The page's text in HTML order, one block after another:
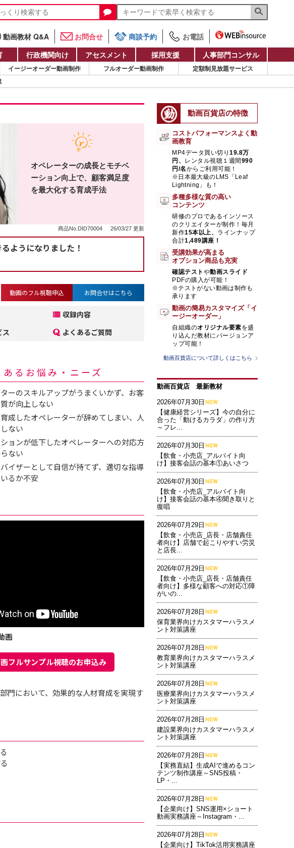
動画教材 Q&A お問合せ 商談予約
お電話
行政機関向け アセスメント 採用支援 人事部門コンサル
イージーオーダー動画制作 フルオーダー動画制作 定額制見放題サービス
オペレーターの成長とモチベ
ーション向上で、顧客満足度
を最大化する育成手法
商品No.DID70004 26/03/27 更新
ようになりました！
動画のフル視聴申込 お問合せはこちら
収録内容
ス よくあるご質問
あるお悩み・ニーズ
ーのスキルアップがうまくいかず、お客
が向上しない
成したオペレーターが辞めてしまい、人
ない
ョンが低下したオペレーターへの対応方
ない
イザーとして自信が持てず、適切な指導
るか不安
画
フルサンプル視聴のお申込み
門において、効果的な人材育成を実現す
動画百貨店の特徴
コストパフォーマンスよく動
画教育
MP4データ買い切り 19.8万
円、
レンタル視聴１週間990
円/名からご利用可能！
※日本最大級のLMS「Leaf
Lightning」も！
多種多様な質の高い
コンテンツ
研修のプロであるインソース
のクリエイターが制作！毎月
新作15本以上、 ラインナップ
合計1,489講座！
受講効果が高まる
オプション商品も充実
確認テスト や動画スライド
PDFの購入が可能！
※テストがない動画は制作も
承ります
動画の簡易カスタマイズ「イ
ージーオーダー」
自組織のオリジナル要素を盛
り込んだ教材にバージョンア
ップ可能！
動画百貨店について詳しくはこちら
動画百貨店 最新教材
2026年07月30日
【健康経営シリーズ】今の自分に
合った「動けるカラダ」の作り方
～フレ...
2026年07月30日
【飲食・小売店_アルバイト向
け】接客会話の基本①あいさつ
2026年07月30日
【飲食・小売店_アルバイト向
け】接客会話の基本④聞き取りと
復唱
2026年07月29日
【飲食・小売店_店長・店舗責任
者向け】店舗で起こりやすい労災
と店長...
2026年07月29日
【飲食・小売店_店長・店舗責任
者向け】多様な顧客への対応①障
がいの...
2026年07月28日
保育業界向けカスタマーハラスメ
ント対策講座
2026年07月28日
教育業界向けカスタマーハラスメ
ント対策講座
2026年07月28日
医療業界向けカスタマーハラスメ
ント対策講座
2026年07月28日
建設業界向けカスタマーハラスメ
ント対策講座
2026年07月28日
【実務直結】生成AIで進めるコン
テンツ制作講座～SNS投稿・
LP・...
2026年07月28日
【企業向け】SNS運用×ショート
動画実務講座～Instagram・...
2026年07月28日
【企業向け】TikTok活用実務講座